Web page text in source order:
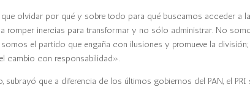
olvidar por qué y sobre todo para qué buscamos acceder a
romper inercias para transformar y no sólo administrar. No
el partido que engaña con ilusiones y promueve la
cambio con responsabilidad».
subrayó que a diferencia de los últimos gobiernos del PAN, el